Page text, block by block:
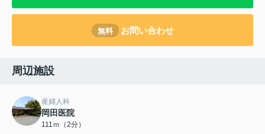
無料 お問い合わせ
周辺施設
産婦人科
岡田医院
111ｍ（2分）